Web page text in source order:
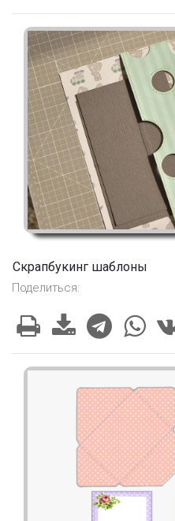
Скрапбукинг шаблоны
Поделиться: